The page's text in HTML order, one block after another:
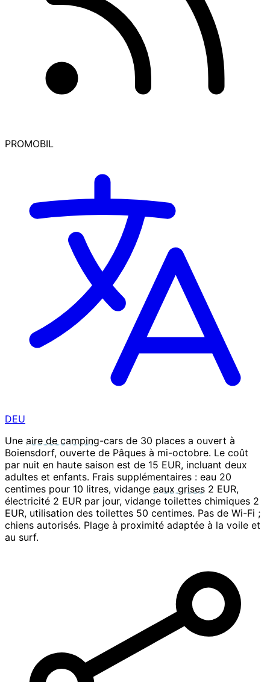
PROMOBIL
DEU
Une aire de camping-cars de 30 places a ouvert à
Boiensdorf, ouverte de Pâques à mi-octobre. Le coût
par nuit en haute saison est de 15 EUR, incluant deux
adultes et enfants. Frais supplémentaires : eau 20
centimes pour 10 litres, vidange eaux grises 2 EUR,
électricité 2 EUR par jour, vidange toilettes chimiques 2
EUR, utilisation des toilettes 50 centimes. Pas de Wi-Fi ;
chiens autorisés. Plage à proximité adaptée à la voile et
au surf.